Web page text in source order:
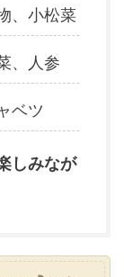
、小松菜
、人参
ベツ
しみなが